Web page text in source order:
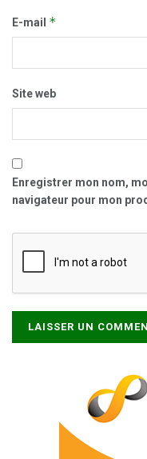
E-mail *
Site web
Enregistrer mon nom,
navigateur pour mon